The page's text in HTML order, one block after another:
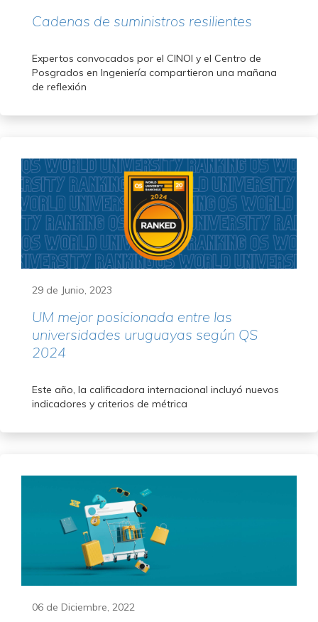
Cadenas de suministros resilientes
Expertos convocados por el CINOI y el Centro de
Posgrados en Ingeniería compartieron una mañana
de reflexión
29 de Junio, 2023
UM mejor posicionada entre las
universidades uruguayas según QS
2024
Este año, la calificadora internacional incluyó nuevos
indicadores y criterios de métrica
06 de Diciembre, 2022